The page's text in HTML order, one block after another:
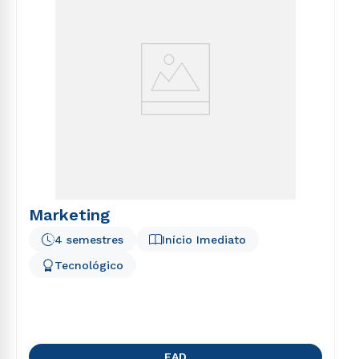
Marketing
Início Imediato
4 semestres
Tecnológico
EAD